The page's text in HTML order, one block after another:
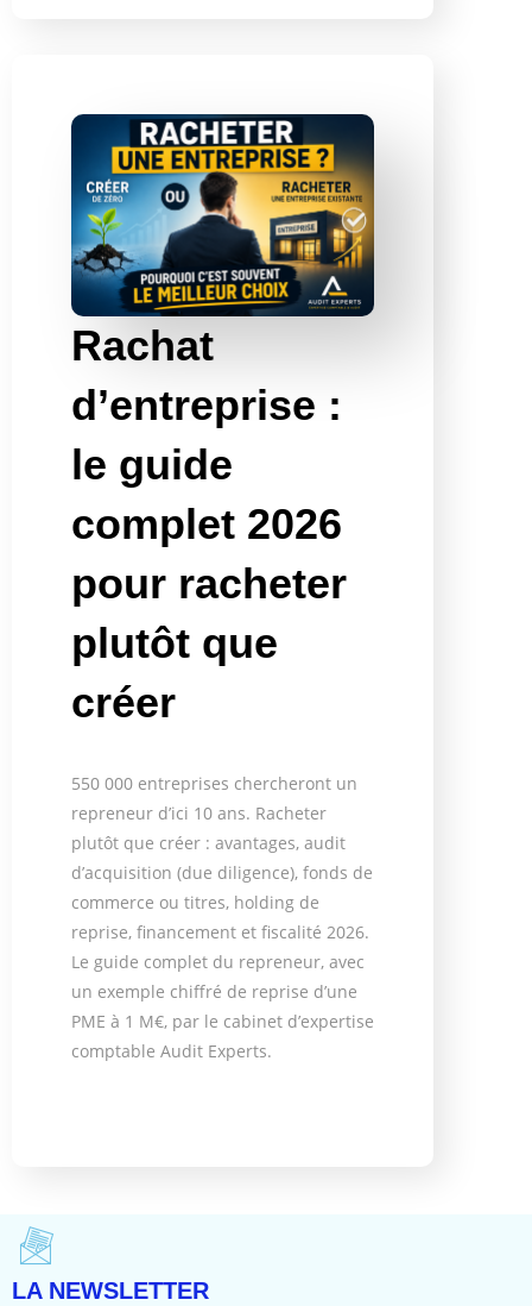
Rachat
d’entreprise :
le guide
complet 2026
pour racheter
plutôt que
créer
550 000 entreprises chercheront un
repreneur d’ici 10 ans. Racheter
plutôt que créer : avantages, audit
d’acquisition (due diligence), fonds de
commerce ou titres, holding de
reprise, financement et fiscalité 2026.
Le guide complet du repreneur, avec
un exemple chiffré de reprise d’une
PME à 1 M€, par le cabinet d’expertise
comptable Audit Experts.
LA NEWSLETTER